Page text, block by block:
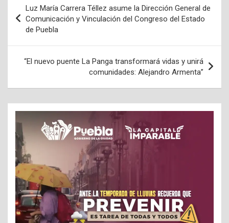
de
entradas
Luz María Carrera Téllez asume la Dirección General de
Comunicación y Vinculación del Congreso del Estado
de Puebla
“El nuevo puente La Panga transformará vidas y unirá
comunidades: Alejandro Armenta”